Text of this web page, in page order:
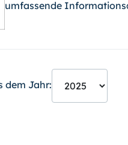
umfassende
dem Jahr: